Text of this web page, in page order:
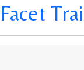
Facet